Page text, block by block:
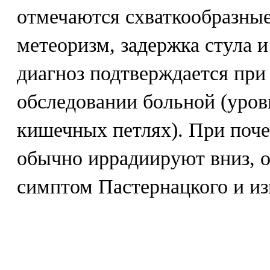
отмечаются
метеоризм, задержка стула
диагноз подтверждается
обследовании больной
кишечных петлях). При
обычно иррадиируют вниз,
симптом Пастернацкого и